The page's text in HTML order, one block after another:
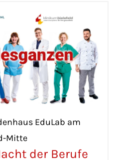
EduLab am
Mitte
der Berufe